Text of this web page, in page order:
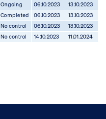
Ongoing 06.10.2023
13.10.2023
Completed 06.10.2023
13.10.2023
No control 06.10.2023
13.10.2023
No control 14.10.2023 11.01.2024